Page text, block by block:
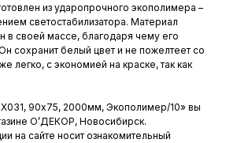
из ударопрочного экополимера –
светостабилизатора. Материал
в своей массе, благодаря чему его
сохранит белый цвет и не пожелтеет со
легко, с экономией на краске, так как
90х75, 2000мм, Экополимер/10» вы
О’ДЕКОР, Новосибирск.
на сайте носит ознакомительный